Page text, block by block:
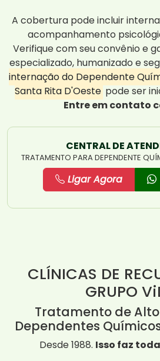
A cobertura pode incluir
acompanhamento
Verifique com seu convênio e
especializado, humanizado e
internação do Dependente
Santa Rita D'Oeste pode ser
Entre em contato
CENTRAL DE
TRATAMENTO PARA DEPENDENTE
Ligar Agora
CLÍNICAS DE
GRUPO
Tratamento de
Dependentes
Desde 1988. Isso faz